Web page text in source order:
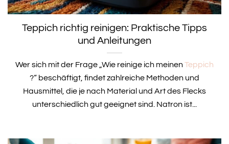
Teppich richtig reinigen: Praktische Tipps
und Anleitungen
Wer sich mit der Frage „Wie reinige ich meinenTeppich
?“ beschäftigt, findet zahlreiche Methoden und
Hausmittel, die je nach Material und Art des Flecks
unterschiedlich gut geeignet sind. Natron ist...